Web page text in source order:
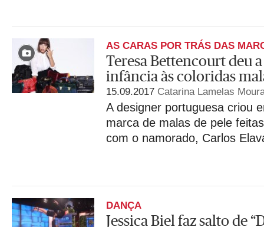
AS CARAS POR TRÁS DAS
Teresa Bettencourt deu
infância às coloridas
15.09.2017 Catarina Lamelas
A designer portuguesa criou
marca de malas de pele
com o namorado, Carlos
DANÇA
Jessica Biel faz salto de